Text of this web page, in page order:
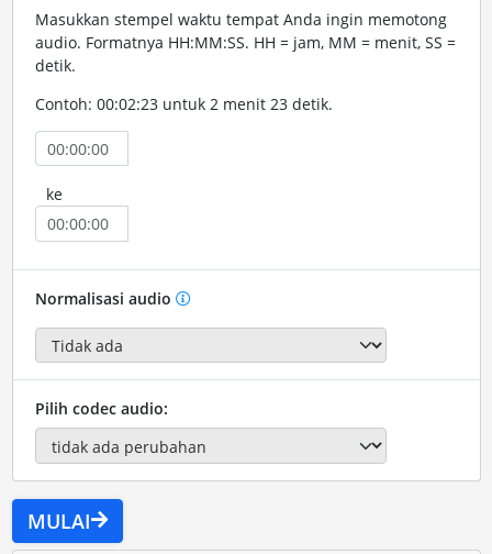
Masukkan stempel waktu tempat Anda ingin memotong
audio. Formatnya HH:MM:SS. HH = jam, MM = menit, SS =
detik.
Contoh: 00:02:23 untuk 2 menit 23 detik.
ke
Normalisasi audio
Pilih codec audio:
MULAI